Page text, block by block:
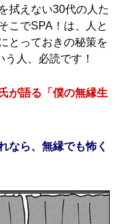
拭えない30代の人た
こでSPA！は、人と
とっておきの秘策を
人、必読です！
が語る「僕の無縁生
なら、無縁でも怖く